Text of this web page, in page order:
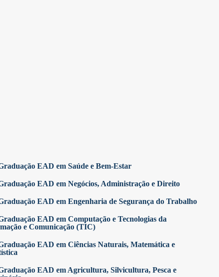
EAD em Saúde e Bem-Estar
EAD em Negócios, Administração e Direito
EAD em Engenharia de Segurança do Trabalho
EAD em Computação e Tecnologias da
e Comunicação (TIC)
EAD em Ciências Naturais, Matemática e
EAD em Agricultura, Silvicultura, Pesca e